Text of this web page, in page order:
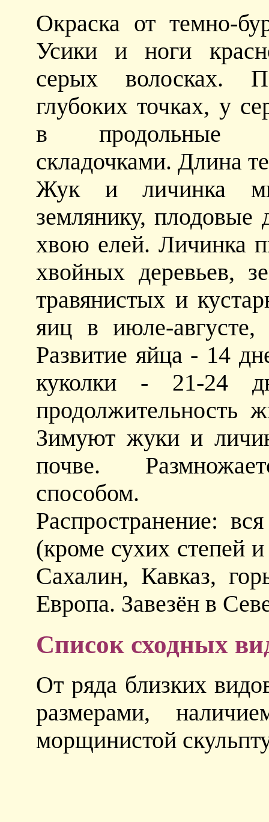
Окраска от темно-
Усики и ноги
серых волосках.
глубоких точках, у
в продольные
складочками. Длина
Жук и личинка
землянику, плодовые
хвою елей. Личинка
хвойных деревьев,
травянистых и
яиц в июле-
Развитие яйца - 14
куколки - 21-24
продолжительность
Зимуют жуки и
почве.
способом.
Распространение:
(кроме сухих степей
Сахалин, Кавказ,
Европа. Завезён в
Список сходных
От ряда близких
размерами,
морщинистой